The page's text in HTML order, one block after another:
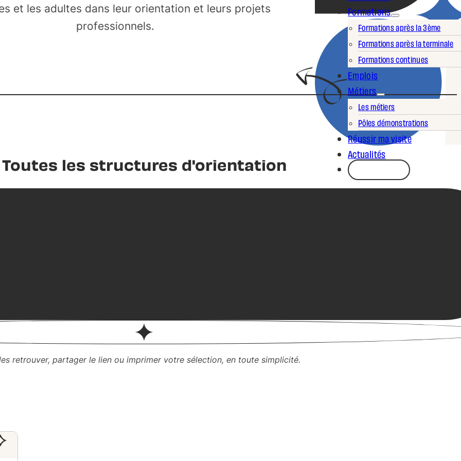
Formations
Formations après la 3ème
Formations après la terminale
Formations continues
Emplois
Métiers
Les métiers
Pôles démonstrations
Réussir ma visite
Actualités
et les adultes dans leur orientation et leurs projets
professionnels.
Toutes les structures d'orientation
retrouver, partager le lien ou imprimer votre sélection, en toute simplicité.